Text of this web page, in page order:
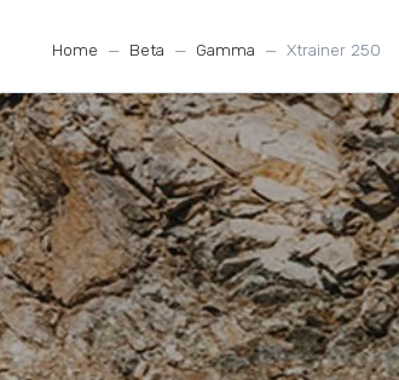
Home Beta Gamma Xtrainer 250